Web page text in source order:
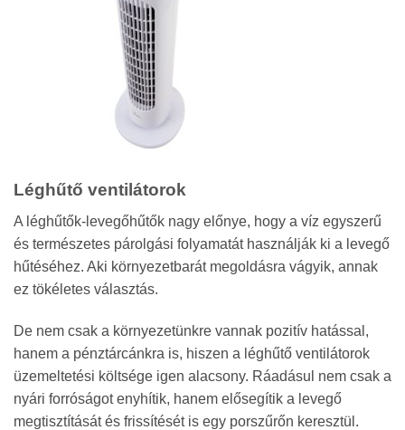
Léghűtő ventilátorok
A léghűtők-levegőhűtők nagy előnye, hogy a víz egyszerű
és természetes párolgási folyamatát használják ki a levegő
hűtéséhez. Aki környezetbarát megoldásra vágyik, annak
ez tökéletes választás.
De nem csak a környezetünkre vannak pozitív hatással,
hanem a pénztárcánkra is, hiszen a léghűtő ventilátorok
üzemeltetési költsége igen alacsony. Ráadásul nem csak a
nyári forróságot enyhítik, hanem elősegítik a levegő
megtisztítását és frissítését is egy porszűrőn keresztül.